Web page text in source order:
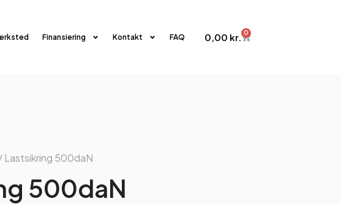
Finansiering Kontakt FAQ 0,00 kr. 0
Lastsikring 500daN
500daN